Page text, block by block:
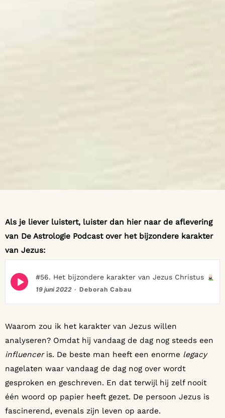
Als je liever luistert, luister dan hier naar de aflevering
van De Astrologie Podcast over het bijzondere karakter
van Jezus:
Episode
play
#56. Het bijzondere karakter van Jezus Christus
19 juni 2022 Deborah Cabau
Waarom zou ik het karakter van Jezus willen
analyseren? Omdat hij vandaag de dag nog steeds een
influencer is. De beste man heeft een enorme legacy
nagelaten waar vandaag de dag nog over wordt
gesproken en geschreven. En dat terwijl hij zelf nooit
één woord op papier heeft gezet. De persoon Jezus is
fascinerend, evenals zijn leven op aarde.